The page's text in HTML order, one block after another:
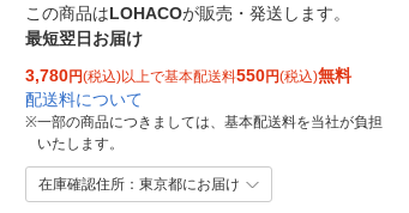
この商品はLOHACOが販売・発送します。
最短翌日お届け
3,780円(税込)以上で基本配送料550円(税込)無料
配送料について
※一部の商品につきましては、基本配送料を当社が負担
いたします。
在庫確認住所：東京都にお届け